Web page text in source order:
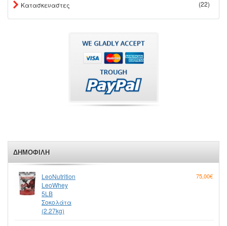
Κατασκευαστες (22)
ΔΗΜΟΦΙΛΉ
LeoNutrition
LeoWhey
5LB
Σοκολάτα
(2.27kg)
75,00€